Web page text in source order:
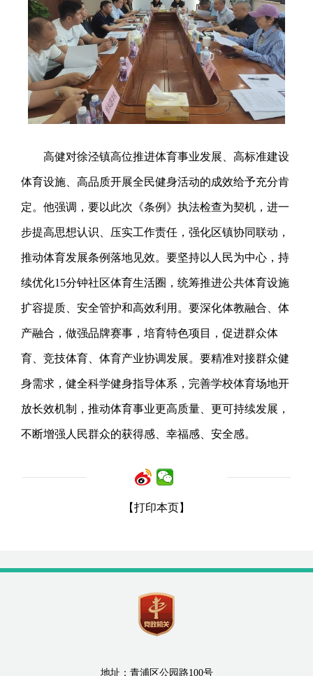
高健对徐泾镇高位推进体育事业发展、高标准建设
体育设施、高品质开展全民健身活动的成效给予充分肯
定。他强调，要以此次《条例》执法检查为契机，进一
步提高思想认识、压实工作责任，强化区镇协同联动，
推动体育发展条例落地见效。要坚持以人民为中心，持
续优化15分钟社区体育生活圈，统筹推进公共体育设施
扩容提质、安全管护和高效利用。要深化体教融合、体
产融合，做强品牌赛事，培育特色项目，促进群众体
育、竞技体育、体育产业协调发展。要精准对接群众健
身需求，健全科学健身指导体系，完善学校体育场地开
放长效机制，推动体育事业更高质量、更可持续发展，
不断增强人民群众的获得感、幸福感、安全感。
【打印本页】
地址：青浦区公园路100号